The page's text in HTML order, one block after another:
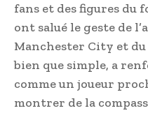
fans et des figures du
ont salué le geste de
Manchester City et du
bien que simple, a
comme un joueur
montrer de la